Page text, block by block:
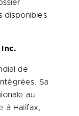
disponibles
Inc.
de
Sa
au
à Halifax,